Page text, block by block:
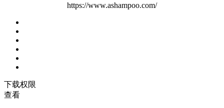
https://www.ashampoo.com/
下载权限
查看